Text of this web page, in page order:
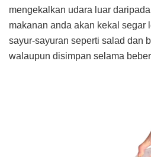
mengekalkan udara luar
makanan anda akan kekal segar
sayur-sayuran seperti salad dan
walaupun disimpan selama